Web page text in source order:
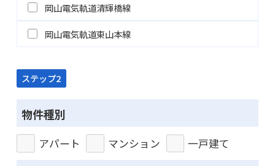
岡山電気軌道清輝橋線
岡山電気軌道東山本線
ステップ2
物件種別
アパート マンション 一戸建て